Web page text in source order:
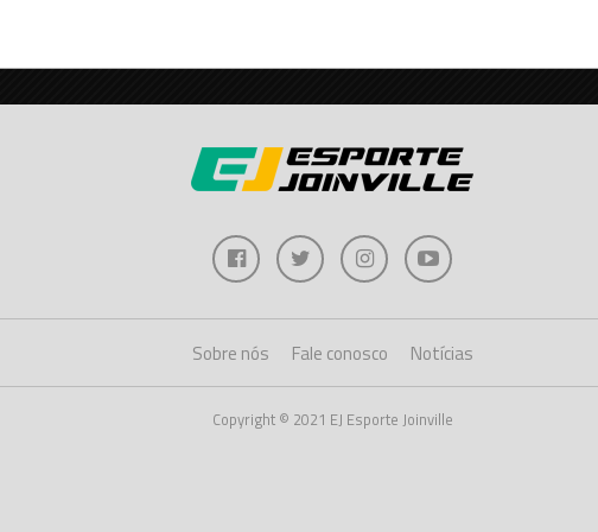
Sobre nós Fale conosco Notícias
Copyright © 2021 EJ Esporte Joinville